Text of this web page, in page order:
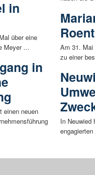
in
über eine
Meyer ...
in
einen neuen
Am 31. Mai
zu einer
In Neuwied